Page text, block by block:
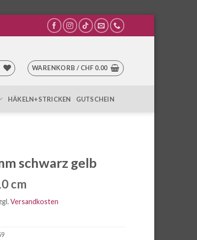
WARENKORB / CHF 0.00
HÄKELN+STRICKEN GUTSCHEIN
schwarz gelb
cm
Versandkosten